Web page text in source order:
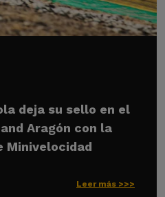
deja su sello en el
Aragón con la
Minivelocidad
Leer más >>>